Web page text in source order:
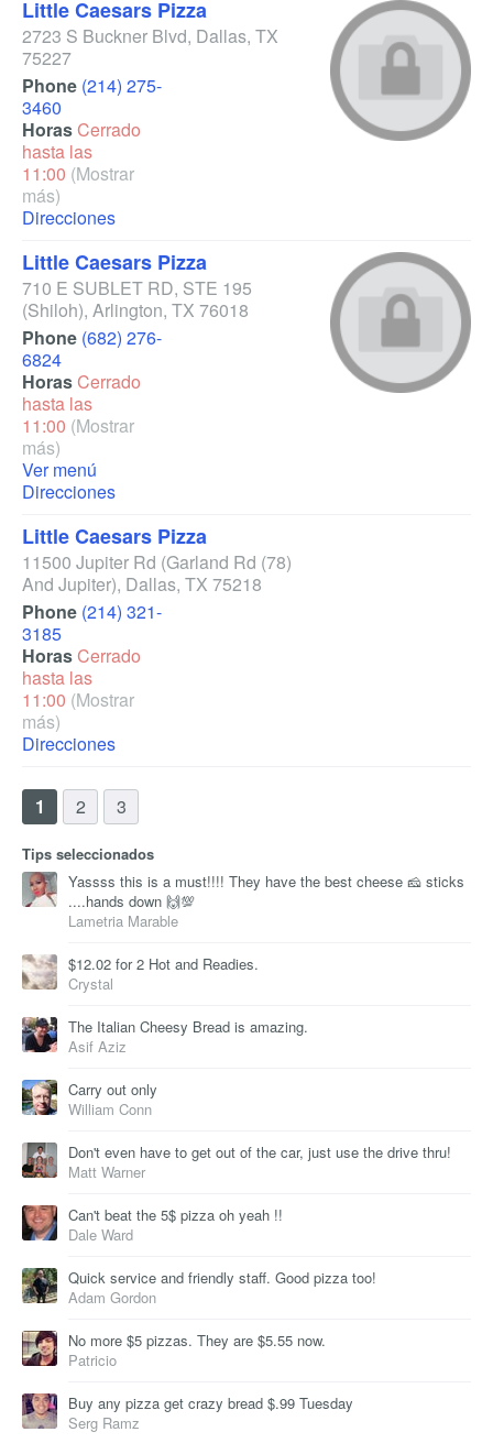
Little Caesars Pizza
2723 S Buckner Blvd, Dallas, TX
75227
Phone (214) 275-
3460
HorasCerrado
hasta las
11:00 (Mostrar
más)
Direcciones
Little Caesars Pizza
710 E SUBLET RD, STE 195
(Shiloh), Arlington, TX 76018
Phone (682) 276-
6824
HorasCerrado
hasta las
11:00 (Mostrar
más)
Ver menú
Direcciones
Little Caesars Pizza
11500 Jupiter Rd (Garland Rd (78)
And Jupiter), Dallas, TX 75218
Phone (214) 321-
3185
HorasCerrado
hasta las
11:00 (Mostrar
más)
Direcciones
1 2 3
Tips seleccionados
Yassss this is a must!!!! They have the best cheese 🧀 sticks
....hands down 🙌💯
Lametria Marable
$12.02 for 2 Hot and Readies.
Crystal
The Italian Cheesy Bread is amazing.
Asif Aziz
Carry out only
William Conn
Don't even have to get out of the car, just use the drive thru!
Matt Warner
Can't beat the 5$ pizza oh yeah !!
Dale Ward
Quick service and friendly staff. Good pizza too!
Adam Gordon
No more $5 pizzas. They are $5.55 now.
Patricio
Buy any pizza get crazy bread $.99 Tuesday
Serg Ramz